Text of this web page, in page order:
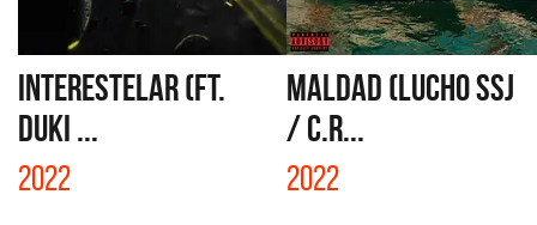
INTERESTELAR (FT.
DUKI ...
2022
MALDAD (LUCHO SSJ
/ C.R...
2022